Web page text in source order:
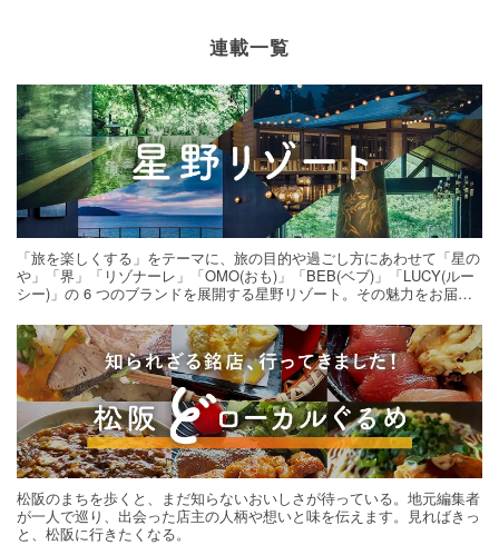
連載一覧
「旅を楽しくする」をテーマに、旅の目的や過ごし方にあわせて「星の
や」「界」「リゾナーレ」「OMO(おも)」「BEB(ベブ)」「LUCY(ルー
シー)」の 6 つのブランドを展開する星野リゾート。その魅力をお届け
松阪のまちを歩くと、まだ知らないおいしさが待っている。地元編集者
が一人で巡り、出会った店主の人柄や想いと味を伝えます。見ればきっ
と、松阪に行きたくなる。